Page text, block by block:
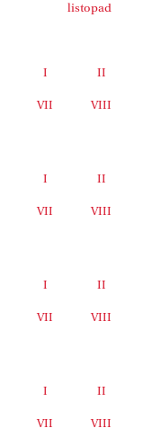
listopad
I II
VII VIII
I II
VII VIII
I II
VII VIII
I II
VII VIII